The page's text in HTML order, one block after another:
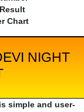
Chart
NIGHT
simple and user-